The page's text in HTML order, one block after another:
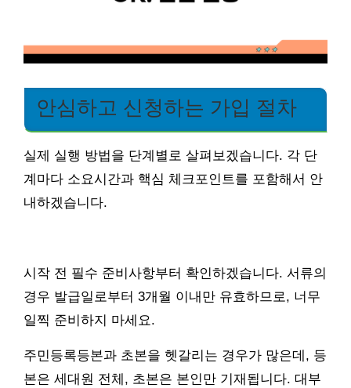
안심하고 신청하는 가입 절차
실제 실행 방법을 단계별로 살펴보겠습니다. 각 단
계마다 소요시간과 핵심 체크포인트를 포함해서 안
내하겠습니다.
시작 전 필수 준비사항부터 확인하겠습니다. 서류의
경우 발급일로부터 3개월 이내만 유효하므로, 너무
일찍 준비하지 마세요.
주민등록등본과 초본을 헷갈리는 경우가 많은데, 등
본은 세대원 전체, 초본은 본인만 기재됩니다. 대부